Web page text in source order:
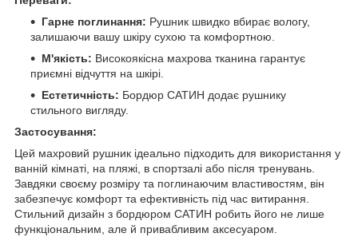
Гарне поглинання: Рушник швидко вбирає вологу,
залишаючи вашу шкіру сухою та комфортною.
М'якість: Високоякісна махрова тканина гарантує
приємні відчуття на шкірі.
Естетичність: Бордюр САТИН додає рушнику
стильного вигляду.
Застосування:
Цей махровий рушник ідеально підходить для використання у
ванній кімнаті, на пляжі, в спортзалі або після тренувань.
Завдяки своєму розміру та поглинаючим властивостям, він
забезпечує комфорт та ефективність під час витирання.
Стильний дизайн з бордюром САТИН робить його не лише
функціональним, але й привабливим аксесуаром.